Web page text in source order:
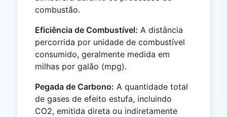
combustão.
Eficiência de Combustível: A distância
percorrida por unidade de combustível
consumido, geralmente medida em
milhas por galão (mpg).
Pegada de Carbono: A quantidade total
de gases de efeito estufa, incluindo
CO2, emitida direta ou indiretamente